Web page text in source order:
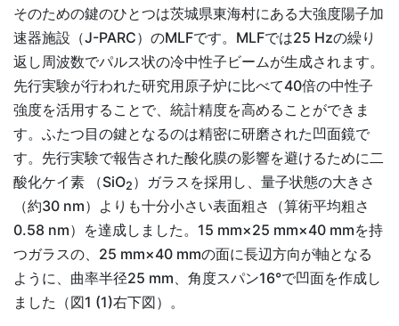
そのための鍵のひとつは茨城県東海村にある大強度陽子加
速器施設（J-PARC）のMLFです。MLFでは25 Hzの繰り
返し周波数でパルス状の冷中性子ビームが生成されます。
先行実験が行われた研究用原子炉に比べて40倍の中性子
強度を活用することで、統計精度を高めることができま
す。ふたつ目の鍵となるのは精密に研磨された凹面鏡で
す。先行実験で報告された酸化膜の影響を避けるために二
酸化ケイ素 （SiO2 ）ガラスを採用し、量子状態の大きさ
（約30 nm）よりも十分小さい表面粗さ（算術平均粗さ
0.58 nm）を達成しました。15 mm×25 mm×40 mmを持
つガラスの、25 mm×40 mmの面に長辺方向が軸となる
ように、曲率半径25 mm、角度スパン16°で凹面を作成し
ました（図1 (1)右下図）。